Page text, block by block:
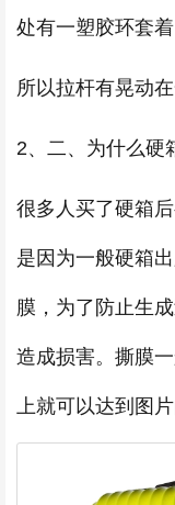
处有一塑胶环套
所以拉杆有晃动
2、二、为什么硬
很多人买了硬箱
是因为一般硬箱
膜，为了防止生
造成损害。撕膜
上就可以达到图片